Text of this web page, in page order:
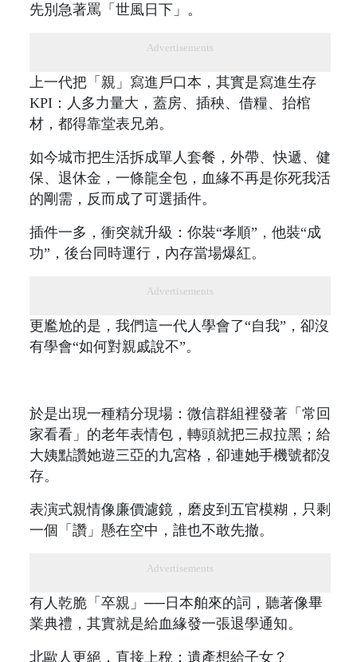
先別急著罵「世風日下」。
Advertisements
上一代把「親」寫進戶口本，其實是寫進生存
KPI：人多力量大，蓋房、插秧、借糧、抬棺
材，都得靠堂表兄弟。
如今城市把生活拆成單人套餐，外帶、快遞、健
保、退休金，一條龍全包，血緣不再是你死我活
的剛需，反而成了可選插件。
插件一多，衝突就升級：你裝“孝順”，他裝“成
功”，後台同時運行，內存當場爆紅。
Advertisements
更尷尬的是，我們這一代人學會了“自我”，卻沒
有學會“如何對親戚說不”。
於是出現一種精分現場：微信群組裡發著「常回
家看看」的老年表情包，轉頭就把三叔拉黑；給
大姨點讚她遊三亞的九宮格，卻連她手機號都沒
存。
表演式親情像廉價濾鏡，磨皮到五官模糊，只剩
一個「讚」懸在空中，誰也不敢先撤。
Advertisements
有人乾脆「卒親」──日本舶來的詞，聽著像畢
業典禮，其實就是給血緣發一張退學通知。
北歐人更絕，直接上稅：遺產想給子女？